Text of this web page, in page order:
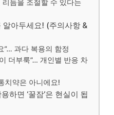
리듬을 조절할 수 있다는
아두세요! (주의사항 &
”… 과다 복용의 함정
더부룩”… 개인별 반응 차
치약은 아니에요!
하면 ‘꿀잠’은 현실이 됩